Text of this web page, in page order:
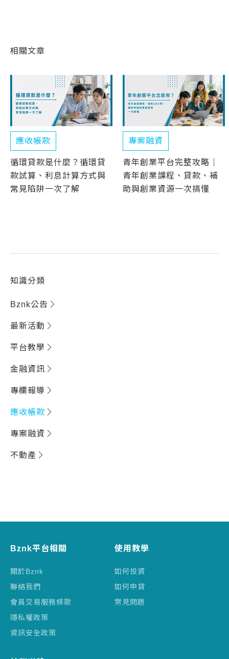
相關文章
應收帳款
循環貸款是什麼？循環貸
款試算、利息計算方式與
常見陷阱一次了解
專案融資
青年創業平台完整攻略｜
青年創業課程、貸款、補
助與創業資源一次搞懂
知識分類
Bznk公告
最新活動
平台教學
金融資訊
專欄報導
應收帳款
專案融資
不動產
Bznk平台相關
關於Bznk
聯絡我們
會員交易服務條款
隱私權政策
資訊安全政策
使用教學
如何投資
如何申貸
常見問題